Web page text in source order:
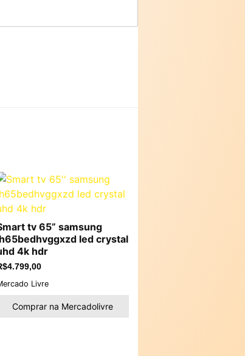
tv 65” samsung
led crystal
4k hdr
4.799,00
Livre
Comprar na Mercadolivre